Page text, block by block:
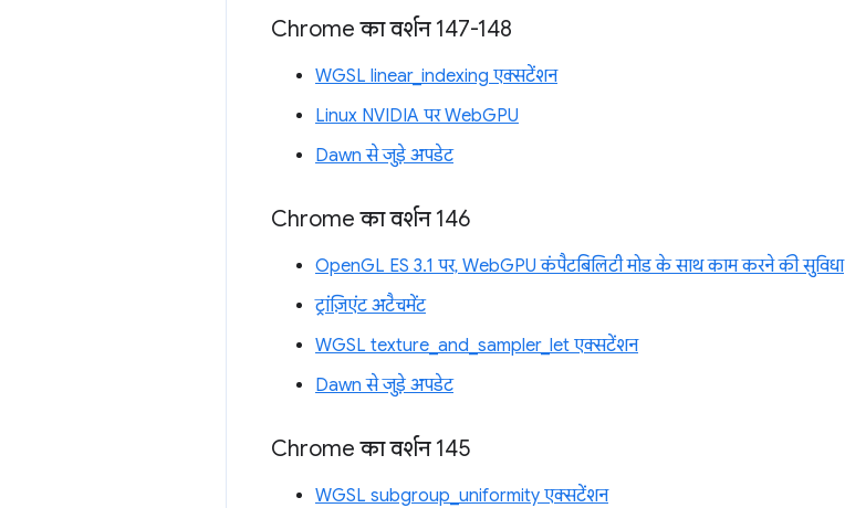
Chrome का वर्शन 147-148
WGSL linear_indexing एक्सटेंशन
Linux NVIDIA पर WebGPU
Dawn से जुड़े अपडेट
Chrome का वर्शन 146
OpenGL ES 3.1 पर, WebGPU कंपैटबिलिटी मोड के साथ काम करने की सुविधा
ट्रांज़िएंट अटैचमेंट
WGSL texture_and_sampler_let एक्सटेंशन
Dawn से जुड़े अपडेट
Chrome का वर्शन 145
WGSL subgroup_uniformity एक्सटेंशन